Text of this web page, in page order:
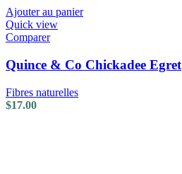
Ajouter au panier
Quick view
Comparer
Quince & Co Chickadee Egret
Fibres naturelles
$17.00